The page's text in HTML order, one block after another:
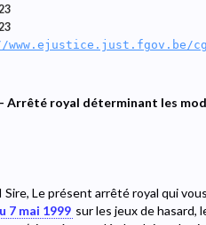
www.ejustice.just.fgov.be/
- Arrêté royal déterminant les
Sire, Le présent arrêté royal qui
7 mai 1999 sur les jeux de hasard,